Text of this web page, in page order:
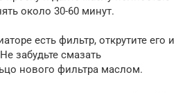
около 30-60 минут.
есть фильтр, открутите его и
забудьте смазать
нового фильтра маслом.